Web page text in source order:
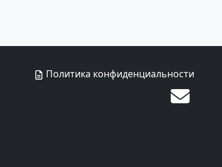
Политика конфиденциальности